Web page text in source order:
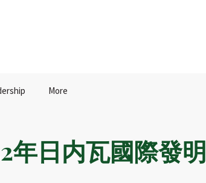
More
年日内瓦國際發